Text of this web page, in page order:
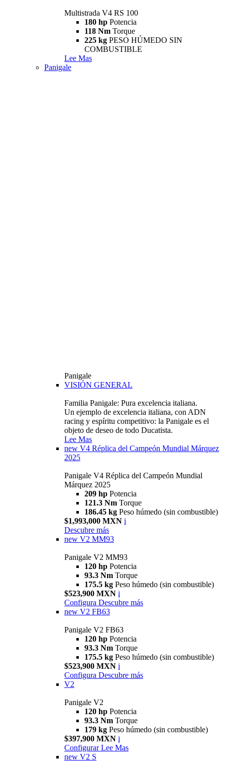
Multistrada V4 RS 100
180 hp Potencia
118 Nm Torque
225 kg PESO HÚMEDO SIN
COMBUSTIBLE
Lee Mas
Panigale
Panigale
VISIÓN GENERAL
Familia Panigale: Pura excelencia italiana.
Un ejemplo de excelencia italiana, con ADN
racing y espíritu competitivo: la Panigale es el
objeto de deseo de todo Ducatista.
Lee Mas
new V4 Réplica del Campeón Mundial Márquez
2025
Panigale V4 Réplica del Campeón Mundial
Márquez 2025
209 hp Potencia
121.3 Nm Torque
186.45 kg Peso húmedo (sin combustible)
$1,993,000 MXN i
Descubre más
new V2 MM93
Panigale V2 MM93
120 hp Potencia
93.3 Nm Torque
175.5 kg Peso húmedo (sin combustible)
$523,900 MXN i
Configura Descubre más
new V2 FB63
Panigale V2 FB63
120 hp Potencia
93.3 Nm Torque
175.5 kg Peso húmedo (sin combustible)
$523,900 MXN i
Configura Descubre más
V2
Panigale V2
120 hp Potencia
93.3 Nm Torque
179 kg Peso húmedo (sin combustible)
$397,900 MXN i
Configurar Lee Mas
new V2 S